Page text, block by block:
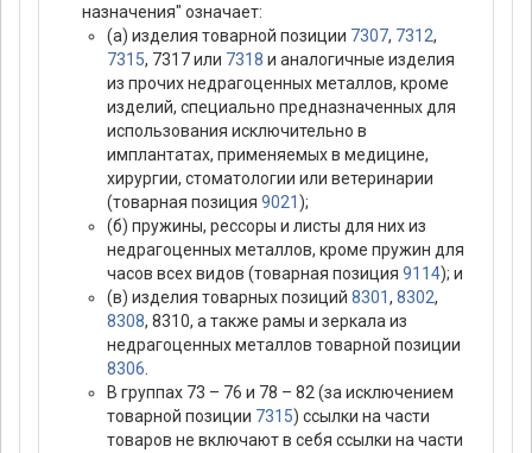
назначения" означает:
(а) изделия товарной позиции 7307, 7312,
7315, 7317 или 7318 и аналогичные изделия
из прочих недрагоценных металлов, кроме
изделий, специально предназначенных для
использования исключительно в
имплантатах, применяемых в медицине,
хирургии, стоматологии или ветеринарии
(товарная позиция 9021);
(б) пружины, рессоры и листы для них из
недрагоценных металлов, кроме пружин для
часов всех видов (товарная позиция 9114); и
(в) изделия товарных позиций 8301, 8302,
8308, 8310, а также рамы и зеркала из
недрагоценных металлов товарной позиции
8306
В группах 73 – 76 и 78 – 82 (за исключением
товарной позиции 7315) ссылки на части
товаров не включают в себя ссылки на части